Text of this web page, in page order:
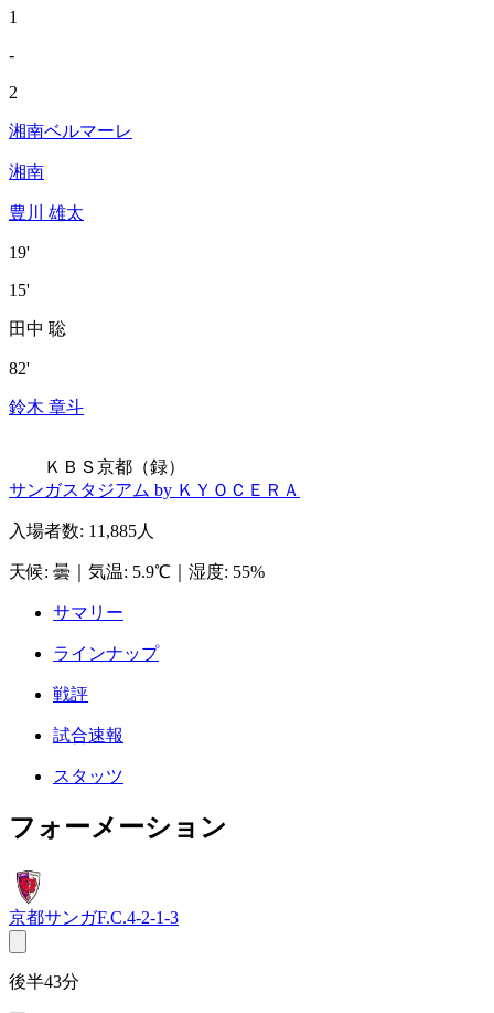
1
-
2
湘南ベルマーレ
湘南
豊川 雄太
19'
15'
田中 聡
82'
鈴木 章斗
ＫＢＳ京都（録）
サンガスタジアム by ＫＹＯＣＥＲＡ
入場者数: 11,885人
天候: 曇 気温: 5.9℃ 湿度: 55%
サマリー
ラインナップ
戦評
試合速報
スタッツ
フォーメーション
京都サンガF.C.4-2-1-3
後半43分